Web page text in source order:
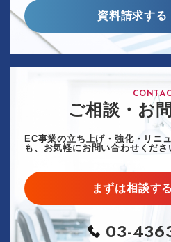
資料請求する
ご相談・お
EC事業の立ち上げ・強化・リニ
も、お気軽にお問い合わせくださ
まずは相談す
03-